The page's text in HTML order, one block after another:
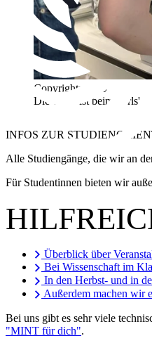
Copyright: THU
Die THU ist beim Girls'
INFOS ZUR
Alle Studiengänge, die wir an
Für Studentinnen bieten wir
Überblick über
Bei Wissenschaft im
In den Herbst- und in
Außerdem machen wir
Bei uns gibt es sehr viele
"MINT für dich".